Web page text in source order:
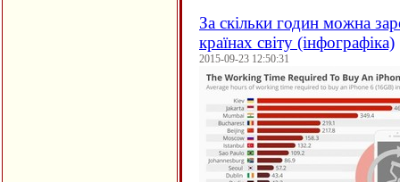
За скільки годин можна
країнах світу (інфографіка)
2015-09-23 12:50:31